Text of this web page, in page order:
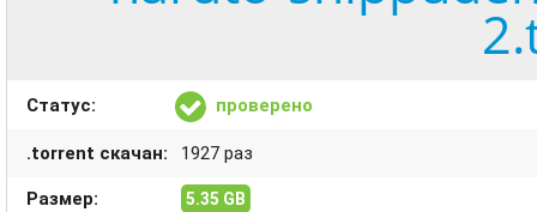
Статус: проверено
.torrent скачан: 1927 раз
Размер: 5.35 GB